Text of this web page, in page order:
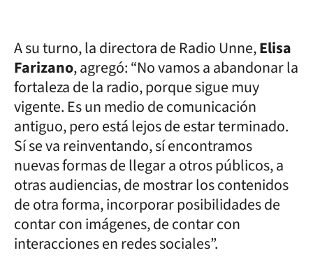
A su turno, la directora de Radio Unne,Elisa
Farizano, agregó: “No vamos a abandonar la
fortaleza de la radio, porque sigue muy
vigente. Es un medio de comunicación
antiguo, pero está lejos de estar terminado.
Sí se va reinventando, sí encontramos
nuevas formas de llegar a otros públicos, a
otras audiencias, de mostrar los contenidos
de otra forma, incorporar posibilidades de
contar con imágenes, de contar con
interacciones en redes sociales”.